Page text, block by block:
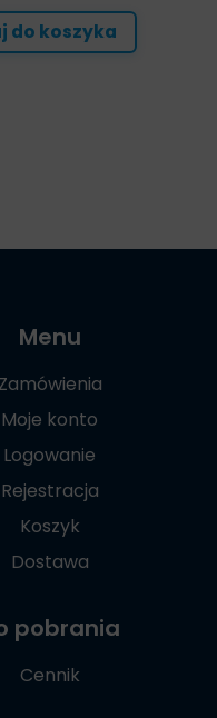
do koszyka
Menu
Zamówienia
Moje konto
Logowanie
Rejestracja
Koszyk
Dostawa
pobrania
Cennik